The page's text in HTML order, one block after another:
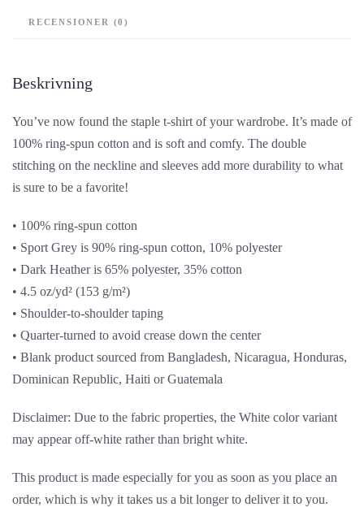
mängd
RECENSIONER (0)
Beskrivning
You’ve now found the staple t-shirt of your wardrobe. It’s made of
100% ring-spun cotton and is soft and comfy. The double
stitching on the neckline and sleeves add more durability to what
is sure to be a favorite!
• 100% ring-spun cotton
• Sport Grey is 90% ring-spun cotton, 10% polyester
• Dark Heather is 65% polyester, 35% cotton
• 4.5 oz/yd² (153 g/m²)
• Shoulder-to-shoulder taping
• Quarter-turned to avoid crease down the center
• Blank product sourced from Bangladesh, Nicaragua, Honduras,
Dominican Republic, Haiti or Guatemala
Disclaimer: Due to the fabric properties, the White color variant
may appear off-white rather than bright white.
This product is made especially for you as soon as you place an
order, which is why it takes us a bit longer to deliver it to you.